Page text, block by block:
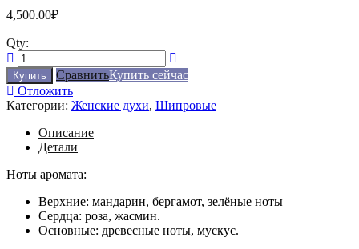
4,500.00₽
Qty:
Купить СравнитьКупить сейчас
Отложить
Категории: Женские духи, Шипровые
Описание
Детали
Ноты аромата:
Верхние: мандарин, бергамот, зелёные ноты
Сердца: роза, жасмин.
Основные: древесные ноты, мускус.